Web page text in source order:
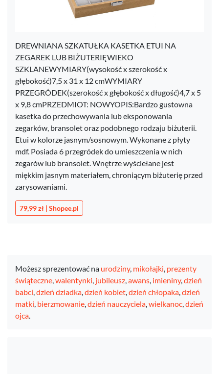
DREWNIANA SZKATUŁKA KASETKA ETUI NA
ZEGAREK LUB BIŻUTERIĘWIEKO
SZKLANEWYMIARY(wysokość x szerokość x
głębokość)7,5 x 31 x 12 cmWYMIARY
PRZEGRÓDEK(szerokość x głębokość x długość)4,7 x 5
x 9,8 cmPRZEDMIOT: NOWYOPIS:Bardzo gustowna
kasetka do przechowywania lub eksponowania
zegarków, bransolet oraz podobnego rodzaju biżuterii.
Etui w kolorze jasnym/sosnowym. Wykonane z płyty
mdf. Posiada 6 przegródek do umieszczenia w nich
zegarów lub bransolet. Wnętrze wyściełane jest
miękkim jasnym materiałem, chroniącym biżuterię przed
zarysowaniami.
79,99 zł | Shopee.pl
Możesz sprezentować na urodziny, mikołajki, prezenty
świąteczne,walentynki, jubileusz,awans, imieniny,dzień
babci,dzień dziadka,dzień kobiet,dzień chłopaka,dzień
matki, bierzmowanie,dzień nauczyciela,wielkanoc,dzień
ojca.